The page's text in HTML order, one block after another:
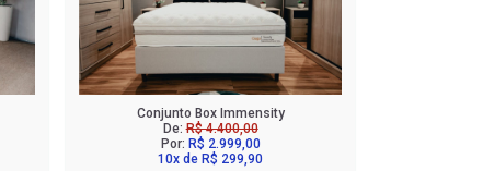
Conjunto Box Immensity
De:R$ 4.400,00
Por: R$ 2.999,00
10x de R$ 299,90